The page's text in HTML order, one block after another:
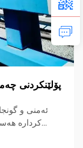
پۆلێنکردنی
ئەمنی و
کردارە